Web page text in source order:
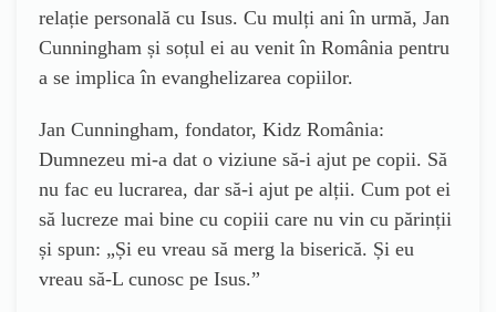
relație personală cu Isus. Cu mulți ani în urmă, Jan
Cunningham și soțul ei au venit în România pentru
a se implica în evanghelizarea copiilor.
Jan Cunningham, fondator, Kidz România:
Dumnezeu mi-a dat o viziune să-i ajut pe copii. Să
nu fac eu lucrarea, dar să-i ajut pe alții. Cum pot ei
să lucreze mai bine cu copiii care nu vin cu părinții
și spun: „Și eu vreau să merg la biserică. Și eu
vreau să-L cunosc pe Isus.”